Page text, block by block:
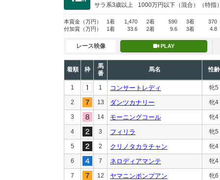
サラ系3歳以上 1000万円以下 （混合）（特指
本賞金 （万円） 1着 1,470 2着 590 3着
370
付加賞 （万円） 1着 33.6 2着 9.6 3着 4.8
レース映像 PLAY
着順 枠
馬
番
馬名 性齢
1 1 コンサートレディ 牝5
2 13 ダンツカナリー 牝4
3 14 モーニングコール 牝4
4 3 フィリラ 牝5
5 2 クリノタカラチャン 牝4
6 7 ネロディアマンテ 牝4
7 12 ヤマニンボンプアン 牝6